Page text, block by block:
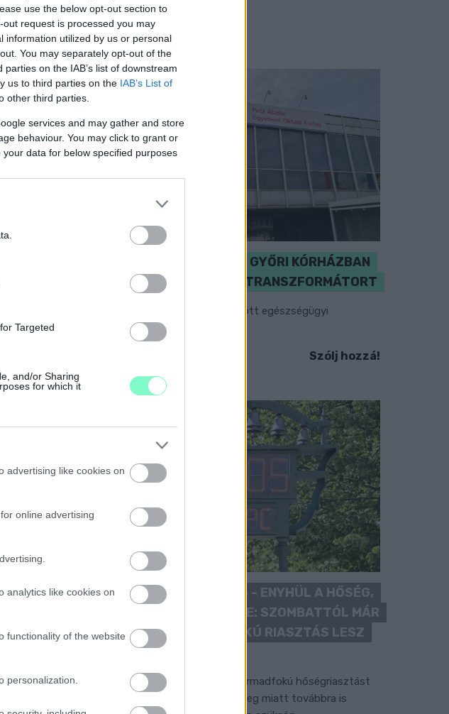
use the below opt-out section to
request is processed you may
information utilized by us or personal
You may separately opt-out of the
on the IAB’s list of downstream
us to third parties on the IAB’s List of
other third parties.
services and may gather and store
behaviour. You may click to grant or
data for below specified purposes
Targeted
and/or Sharing
for which it
advertising like cookies on
online advertising
analytics like cookies on
functionality of the website
personalization.
KICSERÉLTÉK A GYŐRI KÓRHÁZBAN
MEGHIBÁSODOTT TRANSZFORMÁTORT
Megkezdték az elhalasztott egészségügyi
ellátásokat.
Szólj hozzá!
KÁNIKULA 2026 - ENYHÜL A HŐSÉG,
DE MÉG NINCS VÉGE: SZOMBATTÓL MÁR
“CSAK” MÁSODFOKÚ RIASZTÁS LESZ
ÉRVÉNYBEN
A július vége óta tartó harmadfokú hőségriasztást
mérséklik, de a tartós meleg miatt továbbra is